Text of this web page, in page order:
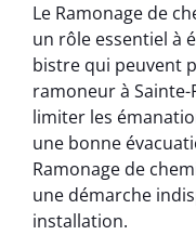
Le Ramonage de
un rôle essentiel à
bistre qui peuvent
ramoneur à
limiter les
une bonne
Ramonage de
une démarche
installation.